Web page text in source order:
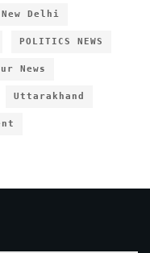
New Delhi
POLITICS NEWS
News
Uttarakhand